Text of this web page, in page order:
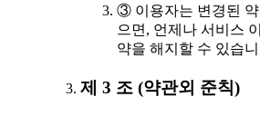
③ 이용자는 변경된
으면, 언제나 서비스
약을 해지할 수 있습
제 3 조 (약관외 준칙)